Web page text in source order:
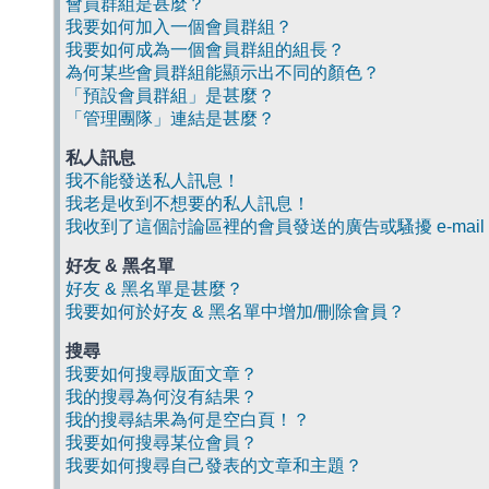
會員群組是甚麼？
我要如何加入一個會員群組？
我要如何成為一個會員群組的組長？
為何某些會員群組能顯示出不同的顏色？
「預設會員群組」是甚麼？
「管理團隊」連結是甚麼？
私人訊息
我不能發送私人訊息！
我老是收到不想要的私人訊息！
我收到了這個討論區裡的會員發送的廣告或騷擾 e-mail
好友 & 黑名單
好友 & 黑名單是甚麼？
我要如何於好友 & 黑名單中增加/刪除會員？
搜尋
我要如何搜尋版面文章？
我的搜尋為何沒有結果？
我的搜尋結果為何是空白頁！？
我要如何搜尋某位會員？
我要如何搜尋自己發表的文章和主題？